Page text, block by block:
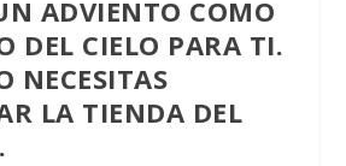
ADVIENTO COMO
DEL CIELO PARA TI.
NECESITAS
LA TIENDA DEL